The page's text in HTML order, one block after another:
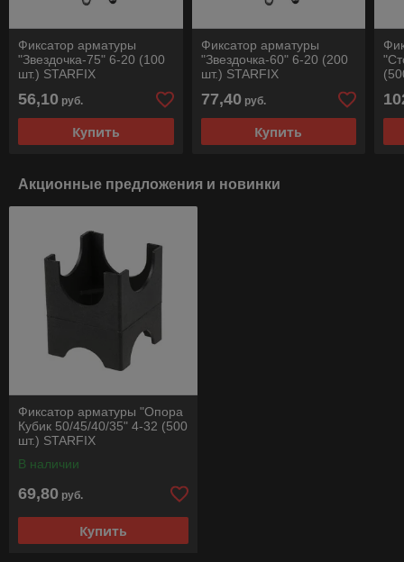
Фиксатор арматуры
"Звездочка-75" 6-20 (100
шт.) STARFIX
56,10 руб.
Купить
Фиксатор арматуры
"Звездочка-60" 6-20 (200
шт.) STARFIX
77,40 руб.
Купить
Акционные предложения и новинки
Фиксатор арматуры "Опора
Кубик 50/45/40/35" 4-32 (500
шт.) STARFIX
В наличии
69,80 руб.
Купить